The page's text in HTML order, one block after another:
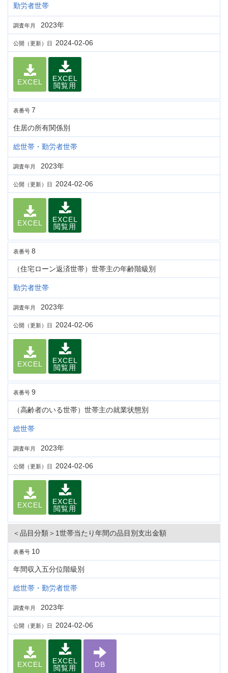
勤労者世帯
調査年月 2023年
公開（更新）日 2024-02-06
EXCEL
EXCEL
閲覧用
表番号 7
住居の所有関係別
総世帯・勤労者世帯
調査年月 2023年
公開（更新）日 2024-02-06
EXCEL
EXCEL
閲覧用
表番号 8
（住宅ローン返済世帯）世帯主の年齢階級別
勤労者世帯
調査年月 2023年
公開（更新）日 2024-02-06
EXCEL
EXCEL
閲覧用
表番号 9
（高齢者のいる世帯）世帯主の就業状態別
総世帯
調査年月 2023年
公開（更新）日 2024-02-06
EXCEL
EXCEL
閲覧用
＜品目分類＞1世帯当たり年間の品目別支出金額
表番号 10
年間収入五分位階級別
総世帯・勤労者世帯
調査年月 2023年
公開（更新）日 2024-02-06
EXCEL
EXCEL
閲覧用
DB